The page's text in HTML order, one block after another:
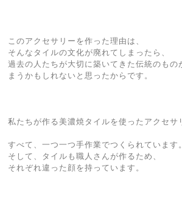
このアクセサリーを作った理由は、
そんなタイルの文化が廃れてしまったら、
過去の人たちが大切に築いてきた伝統のもの
まうかもしれないと思ったからです。
私たちが作る美濃焼タイルを使ったアクセサ
すべて、一つ一つ手作業でつくられています。
そして、タイルも職人さんが作るため、
それぞれ違った顔を持っています。